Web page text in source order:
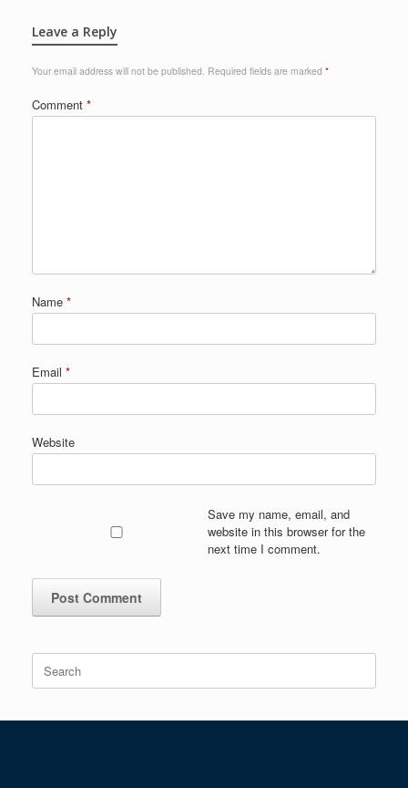
Leave a Reply
Your email address will not be published. Required fields are marked *
Comment *
Name *
Email *
Website
Save my name, email, and
website in this browser for the
next time I comment.
for: